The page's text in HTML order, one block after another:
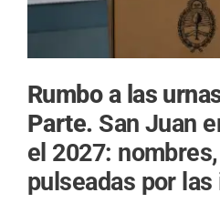
Rumbo a las
Parte. San Juan
el 2027:
pulseadas por